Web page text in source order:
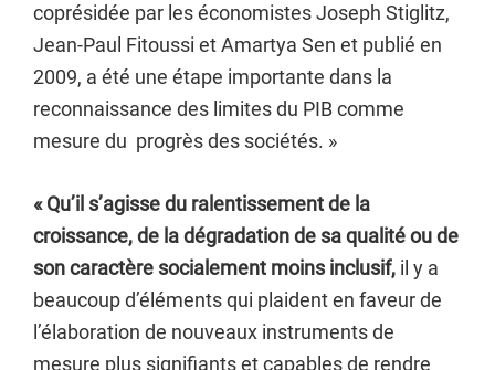
coprésidée par les économistes Joseph Stiglitz,
Jean-Paul Fitoussi et Amartya Sen et publié en
2009, a été une étape importante dans la
reconnaissance des limites du PIB comme
mesure du progrès des sociétés. »
« Qu’il s’agisse du ralentissement de la
croissance, de la dégradation de sa qualité ou de
son caractère socialement moins inclusif, il y a
beaucoup d’éléments qui plaident en faveur de
l’élaboration de nouveaux instruments de
mesure plus signifiants et capables de rendre